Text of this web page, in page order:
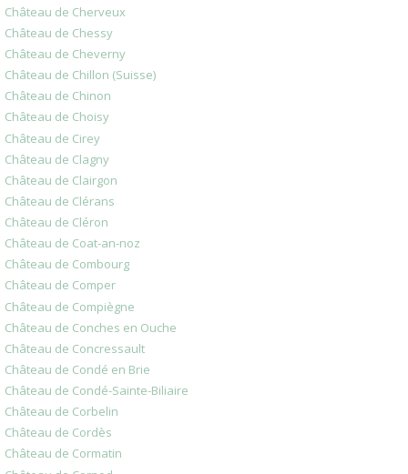
Château de Cherveux
Château de Chessy
Château de Cheverny
Château de Chillon (Suisse)
Château de Chinon
Château de Choisy
Château de Cirey
Château de Clagny
Château de Clairgon
Château de Clérans
Château de Cléron
Château de Coat-an-noz
Château de Combourg
Château de Comper
Château de Compiègne
Château de Conches en Ouche
Château de Concressault
Château de Condé en Brie
Château de Condé-Sainte-Biliaire
Château de Corbelin
Château de Cordès
Château de Cormatin